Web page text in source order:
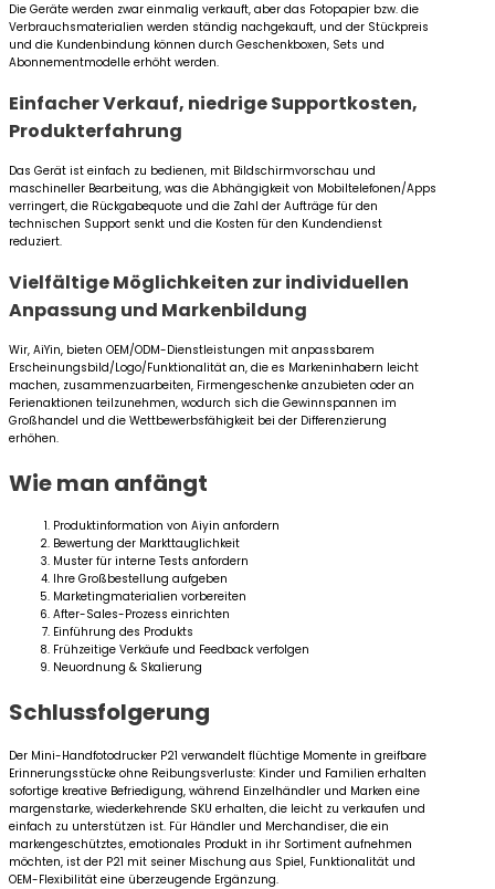
Die Geräte werden zwar einmalig verkauft, aber das Fotopapier bzw. die
Verbrauchsmaterialien werden ständig nachgekauft, und der Stückpreis
und die Kundenbindung können durch Geschenkboxen, Sets und
Abonnementmodelle erhöht werden.
Einfacher Verkauf, niedrige Supportkosten,
Produkterfahrung
Das Gerät ist einfach zu bedienen, mit Bildschirmvorschau und
maschineller Bearbeitung, was die Abhängigkeit von Mobiltelefonen/Apps
verringert, die Rückgabequote und die Zahl der Aufträge für den
technischen Support senkt und die Kosten für den Kundendienst
reduziert.
Vielfältige Möglichkeiten zur individuellen
Anpassung und Markenbildung
Wir, AiYin, bieten OEM/ODM-Dienstleistungen mit anpassbarem
Erscheinungsbild/Logo/Funktionalität an, die es Markeninhabern leicht
machen, zusammenzuarbeiten, Firmengeschenke anzubieten oder an
Ferienaktionen teilzunehmen, wodurch sich die Gewinnspannen im
Großhandel und die Wettbewerbsfähigkeit bei der Differenzierung
erhöhen.
Wie man anfängt
Produktinformation von Aiyin anfordern
Bewertung der Markttauglichkeit
Muster für interne Tests anfordern
Ihre Großbestellung aufgeben
Marketingmaterialien vorbereiten
After-Sales-Prozess einrichten
Einführung des Produkts
Frühzeitige Verkäufe und Feedback verfolgen
Neuordnung & Skalierung
Schlussfolgerung
Der Mini-Handfotodrucker P21 verwandelt flüchtige Momente in greifbare
Erinnerungsstücke ohne Reibungsverluste: Kinder und Familien erhalten
sofortige kreative Befriedigung, während Einzelhändler und Marken eine
margenstarke, wiederkehrende SKU erhalten, die leicht zu verkaufen und
einfach zu unterstützen ist. Für Händler und Merchandiser, die ein
markengeschütztes, emotionales Produkt in ihr Sortiment aufnehmen
möchten, ist der P21 mit seiner Mischung aus Spiel, Funktionalität und
OEM-Flexibilität eine überzeugende Ergänzung.